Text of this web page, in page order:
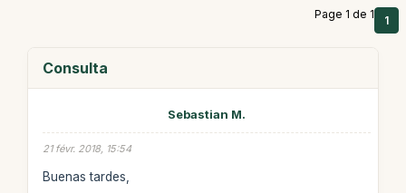
Page 1 de 1 1
Consulta
Sebastian M.
21 févr. 2018, 15:54
Buenas tardes,